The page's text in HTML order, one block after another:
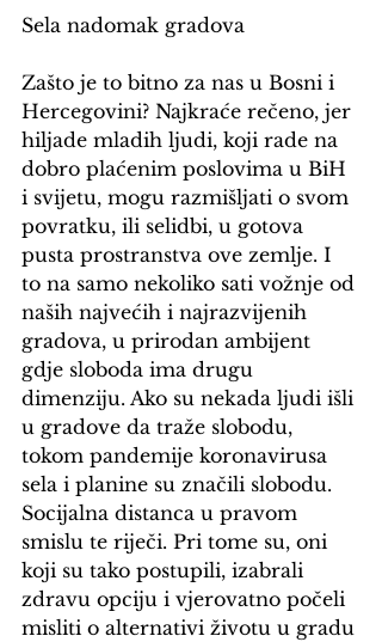
Sela nadomak gradova
Zašto je to bitno za nas u Bosni i
Hercegovini? Najkraće rečeno, jer
hiljade mladih ljudi, koji rade na
dobro plaćenim poslovima u BiH
i svijetu, mogu razmišljati o svom
povratku, ili selidbi, u gotova
pusta prostranstva ove zemlje. I
to na samo nekoliko sati vožnje od
naših najvećih i najrazvijenih
gradova, u prirodan ambijent
gdje sloboda ima drugu
dimenziju. Ako su nekada ljudi išli
u gradove da traže slobodu,
tokom pandemije koronavirusa
sela i planine su značili slobodu.
Socijalna distanca u pravom
smislu te riječi. Pri tome su, oni
koji su tako postupili, izabrali
zdravu opciju i vjerovatno počeli
misliti o alternativi životu u gradu